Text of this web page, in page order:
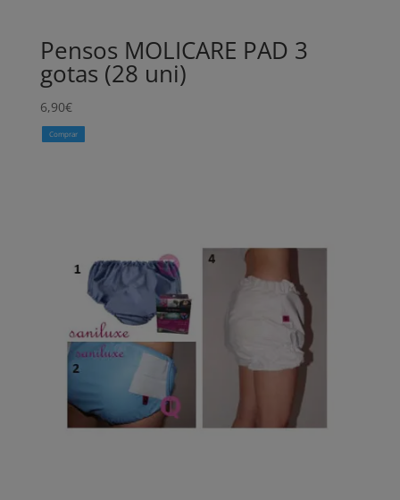
Pensos MOLICARE PAD 3
gotas (28 uni)
6,90€
Comprar